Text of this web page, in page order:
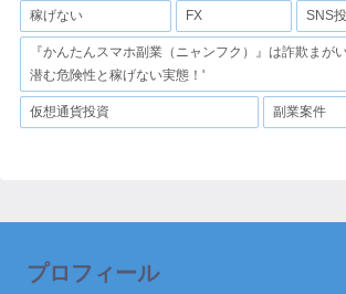
稼げない FX SNS
『かんたんスマホ副業（ニャンフク）』は詐欺まが
潜む危険性と稼げない実態！'
仮想通貨投資 副業案件
プロフィール